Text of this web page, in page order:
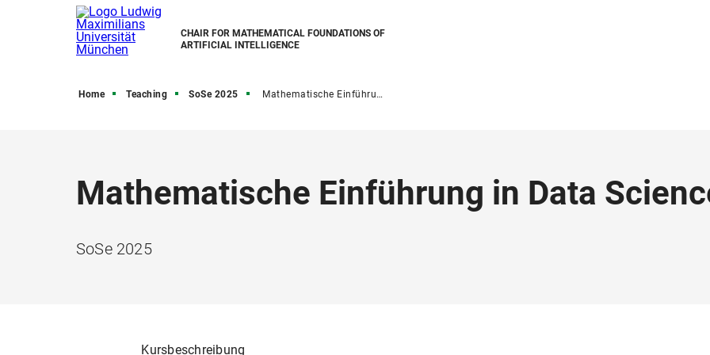
CHAIR FOR MATHEMATICAL FOUNDATIONS OF
ARTIFICIAL INTELLIGENCE
Home Teaching SoSe 2025 Mathematische Einführung in Data Science SoSe 2025
Mathematische Einführung in Data
SoSe 2025
Kursbeschreibung